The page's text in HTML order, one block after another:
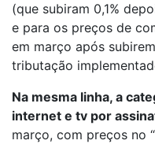
(que subiram 0,1%
e para os preços de
em março após
tributação
Na mesma linha, a
internet e tv por
março, com preços no